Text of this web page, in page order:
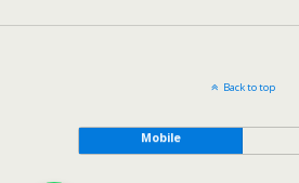
Back to top
Mobile